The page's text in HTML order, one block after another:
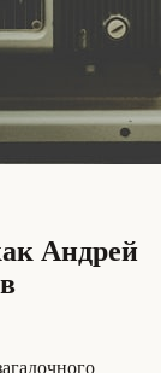
Андрей